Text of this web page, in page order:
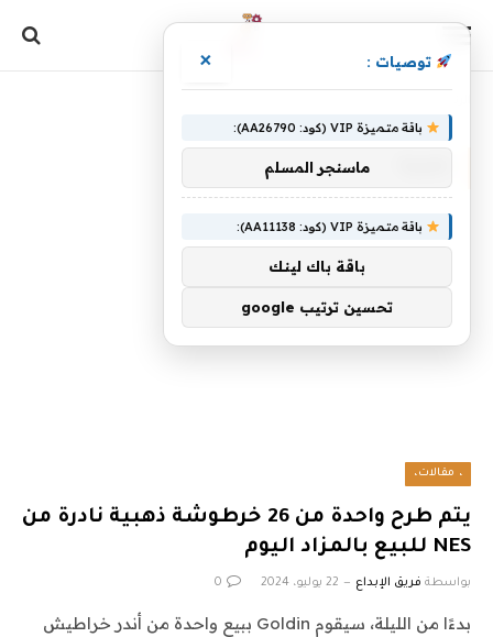
، مقالات،
يتم طرح واحدة من 26 خرطوشة ذهبية نادرة من
NES للبيع بالمزاد اليوم
بواسطة فريق الإبداع 22 يوليو، 2024 0
بدءًا من الليلة، سيقوم Goldin ببيع واحدة من أندر خراطيش
توصيات : ×
باقة متميزة VIP (كود: AA26790):
ماسنجر المسلم
باقة متميزة VIP (كود: AA11138):
باقة باك لينك
تحسين ترتيب google